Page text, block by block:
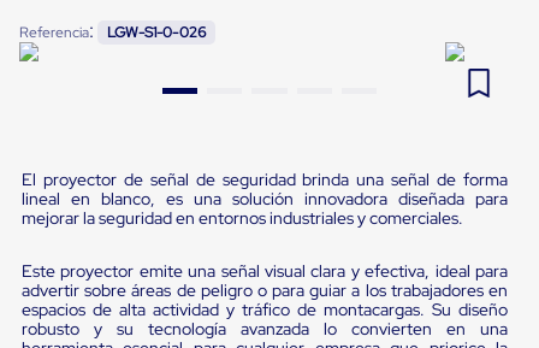
Pestañas
de
de
Borde
de
andén
Pestañas
de
Borde
de
Referencia: LGW-S1-0-026
El proyector de señal de seguridad brinda una señal de forma
lineal en blanco, es una solución innovadora diseñada para
mejorar la seguridad en entornos industriales y comerciales.
Este proyector emite una señal visual clara y efectiva, ideal para
advertir sobre áreas de peligro o para guiar a los trabajadores en
espacios de alta actividad y tráfico de montacargas. Su diseño
robusto y su tecnología avanzada lo convierten en una
9.
flejadora